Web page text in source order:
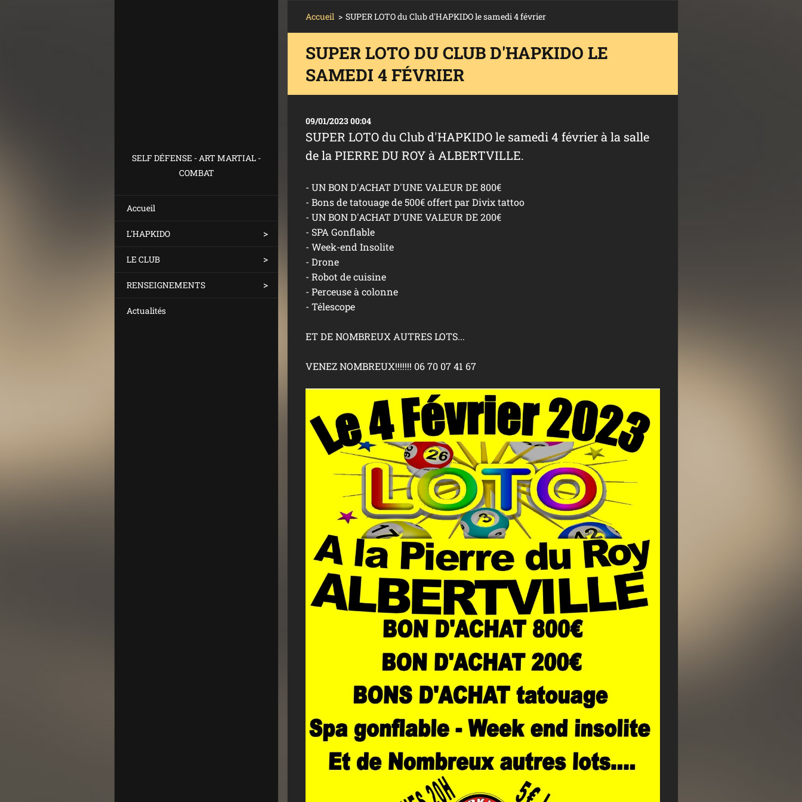
SELF DÉFENSE - ART MARTIAL -
COMBAT
Accueil
L'HAPKIDO
LE CLUB
RENSEIGNEMENTS
Actualités
Accueil > SUPER LOTO du Club d'HAPKIDO le samedi 4 février
SUPER LOTO DU CLUB D'HAPKIDO LE
SAMEDI 4 FÉVRIER
09/01/2023 00:04
SUPER LOTO du Club d'HAPKIDO le samedi 4 février à la salle
de la PIERRE DU ROY à ALBERTVILLE.
- UN BON D'ACHAT D'UNE VALEUR DE 800€
- Bons de tatouage de 500€ offert par Divix tattoo
- UN BON D'ACHAT D'UNE VALEUR DE 200€
- SPA Gonflable
- Week-end Insolite
- Drone
- Robot de cuisine
- Perceuse à colonne
- Télescope
ET DE NOMBREUX AUTRES LOTS...
VENEZ NOMBREUX!!!!!!! 06 70 07 41 67